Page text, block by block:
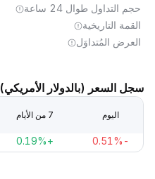
حجم التداول طوال 24 ساعة
القمة التاريخية
العرض المُتداوَل
سجل السعر (بالدولار الأمريكي)
اليوم 7 من الأيام
-0.51%
+0.19%